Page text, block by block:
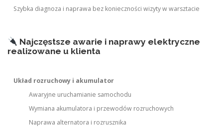
Szybka diagnoza i naprawa bez konieczności wizyty w warsztacie
Najczęstsze awarie i naprawy elektryczne
realizowane u klienta
Układ rozruchowy i akumulator
Awaryjne uruchamianie samochodu
Wymiana akumulatora i przewodów rozruchowych
Naprawa alternatora i rozrusznika